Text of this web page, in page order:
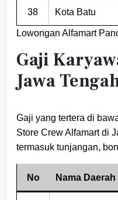
38 Kota Batu
Lowongan Alfamart
Gaji
Jawa
Gaji yang tertera di
Store Crew Alfamart di
termasuk tunjangan,
No Nama Daerah